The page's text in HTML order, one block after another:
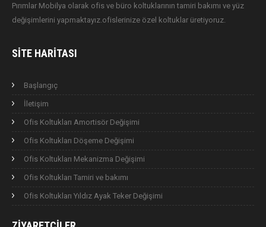
Pırımlar Mobilya olarak ofis ve büro koltuklarının tamiri bakımı ve yüz
değişimlerini yapmaktayız.ofislerinize özel koltuklar üretiyoruz.
SITE HARITASI
Başlangıç
İletişim
Ofis Koltukları Amortisör Değişimi
Ofis Koltukları Döşeme Değişimi
Ofis Koltukları Mekanizma Değişimi
Ofis Koltukları Tamiri ve bakımı
Ofis Koltukları Yıldız Ayak Teker Değişimi